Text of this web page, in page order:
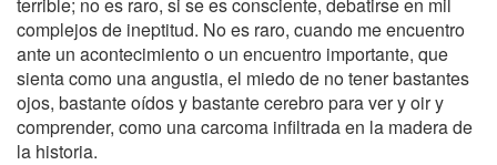
complejos de ineptitud. No es raro, cuando me encuentro
ante un acontecimiento o un encuentro importante, que
sienta como una angustia, el miedo de no tener bastantes
ojos, bastante oídos y bastante cerebro para ver y oir y
comprender, como una carcoma infiltrada en la madera de
la historia.